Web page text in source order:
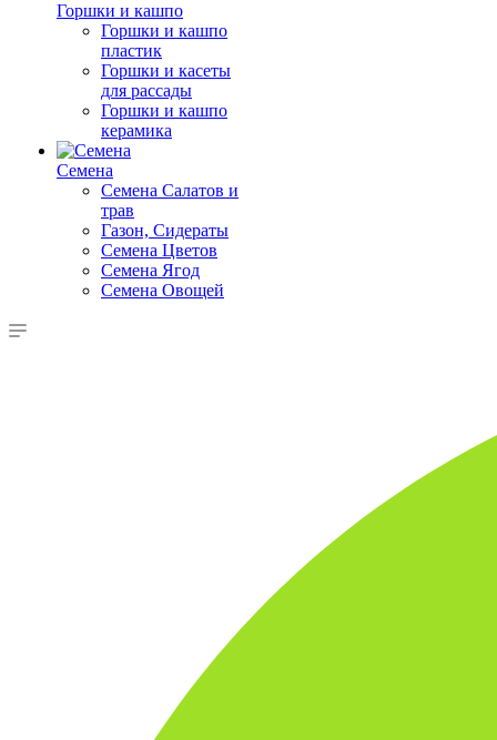
Горшки и кашпо
Горшки и кашпо
пластик
Горшки и касеты
для рассады
Горшки и кашпо
керамика
Семена
Семена Салатов и
трав
Газон, Сидераты
Семена Цветов
Семена Ягод
Семена Овощей